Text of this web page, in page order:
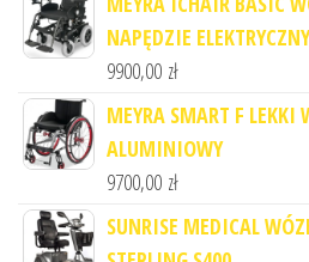
NAPĘDZIE
9900,00 zł
MEYRA SMART F
ALUMINIOWY
9700,00 zł
SUNRISE MEDICAL